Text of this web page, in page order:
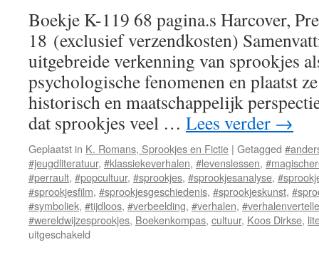
Boekje K-119 68 pagina.s Harcover,
18 (exclusief verzendkosten)
uitgebreide verkenning van sprookjes
psychologische fenomenen en plaatst
historisch en maatschappelijk
dat sprookjes veel … Lees verder →
Geplaatst in K. Romans, Sprookjes en Fictie | Getagged
#jeugdliteratuur, #klassiekeverhalen, #levenslessen,
#perrault, #popcultuur, #sprookjes, #sprookjesanalyse,
#sprookjesfilm, #sprookjesgeschiedenis, #sprookjeskunst,
#symboliek, #tijdloos, #verbeelding, #verhalen,
#wereldwijzesprookjes, Boekenkompas, cultuur, Koos Dirkse,
uitgeschakeld